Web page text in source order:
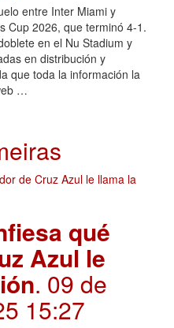
entre Inter Miami y
Cup 2026, que terminó 4-1.
en el Nu Stadium y
en distribución y
que toda la información la
…
qué
Azul le
. 09 de
15:27